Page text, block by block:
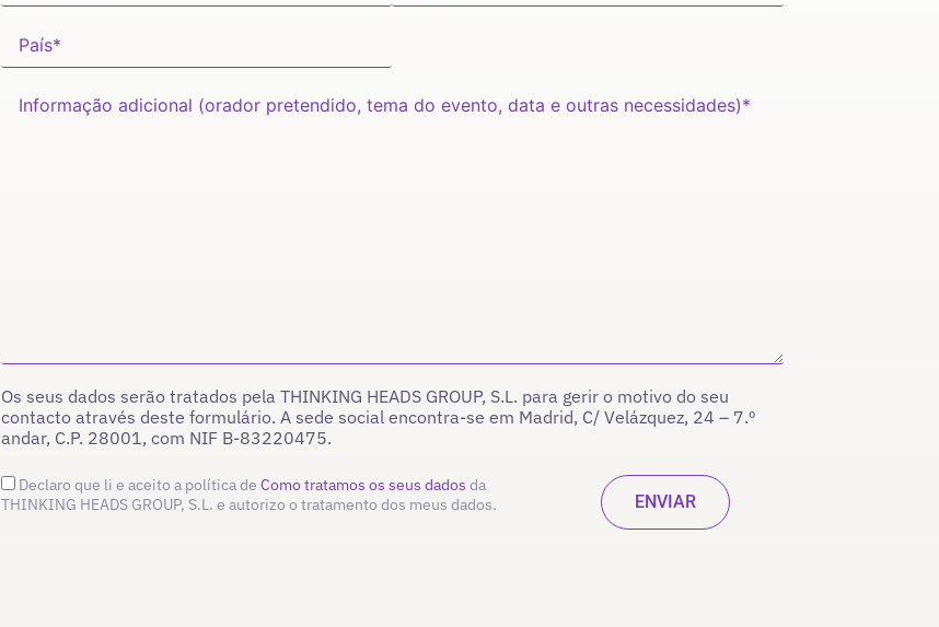
Os seus dados serão tratados pela THINKING HEADS GROUP, S.L. para gerir o motivo do seu
contacto através deste formulário. A sede social encontra-se em Madrid, C/ Velázquez, 24 – 7.º
andar, C.P. 28001, com NIF B-83220475.
Declaro que li e aceito a política de Como tratamos os seus dados da
THINKING HEADS GROUP, S.L. e autorizo o tratamento dos meus dados.